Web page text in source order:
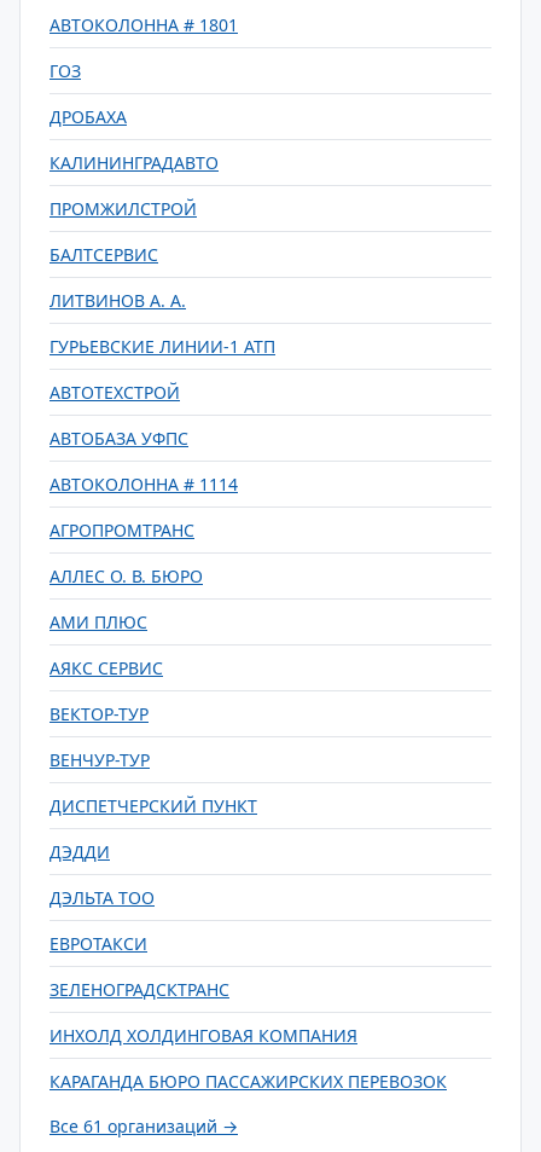
АВТОКОЛОННА # 1801
ГОЗ
ДРОБАХА
КАЛИНИНГРАДАВТО
ПРОМЖИЛСТРОЙ
БАЛТСЕРВИС
ЛИТВИНОВ А. А.
ГУРЬЕВСКИЕ ЛИНИИ-1 АТП
АВТОТЕХСТРОЙ
АВТОБАЗА УФПС
АВТОКОЛОННА # 1114
АГРОПРОМТРАНС
АЛЛЕС О. В. БЮРО
АМИ ПЛЮС
АЯКС СЕРВИС
ВЕКТОР-ТУР
ВЕНЧУР-ТУР
ДИСПЕТЧЕРСКИЙ ПУНКТ
ДЭДДИ
ДЭЛЬТА ТОО
ЕВРОТАКСИ
ЗЕЛЕНОГРАДСКТРАНС
ИНХОЛД ХОЛДИНГОВАЯ КОМПАНИЯ
КАРАГАНДА БЮРО ПАССАЖИРСКИХ ПЕРЕВОЗОК
Все 61 организаций →